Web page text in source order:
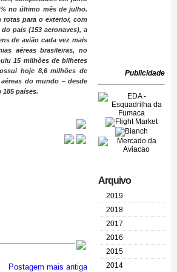
no último mês de julho.
rotas para o exterior, com
país (153 aeronaves), a
de avião cada vez mais
aéreas brasileiras, no
15 milhões de bilhetes
hoje 8,6 milhões de
do mundo – desde
185 países.
Postagem mais antiga
Publicidade
Arquivo
2019
2018
2017
2016
2015
2014